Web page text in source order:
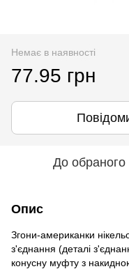
Немає в наявності
77.95 грн
До обраного
Опис
Згони-американки
з'єднання (деталі
конусну муфту з